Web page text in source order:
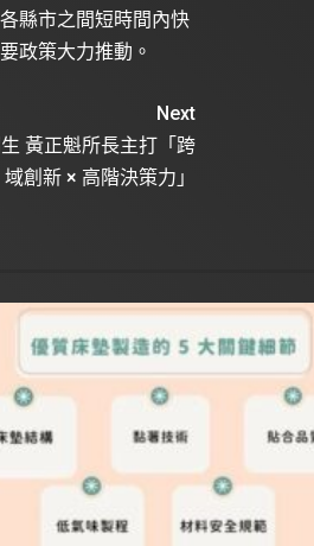
縣市之間短時間內快
政策大力推動。
Next
黃正魁所長主打「跨
域創新 × 高階決策力」